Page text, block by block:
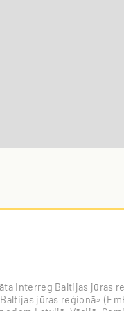
Interreg Baltijas jūras
jūras reģionā»